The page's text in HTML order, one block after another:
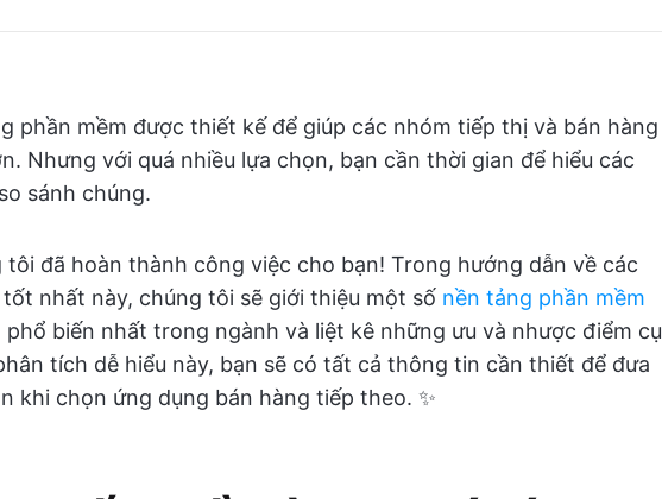
phần mềm được thiết kế để giúp các nhóm tiếp thị và bán hàng
Nhưng với quá nhiều lựa chọn, bạn cần thời gian để hiểu các
sánh chúng.
đã hoàn thành công việc cho bạn! Trong hướng dẫn về các
nhất này, chúng tôi sẽ giới thiệu một số nền tảng phần mềm
phổ biến nhất trong ngành và liệt kê những ưu và nhược điểm cụ
tích dễ hiểu này, bạn sẽ có tất cả thông tin cần thiết để đưa
khi chọn ứng dụng bán hàng tiếp theo. ✨